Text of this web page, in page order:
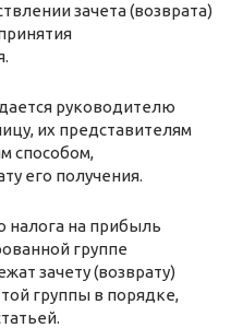
зачета (возврата)
руководителю
их представителям
способом,
его получения.
налога на прибыль
группе
зачету (возврату)
группы в порядке,